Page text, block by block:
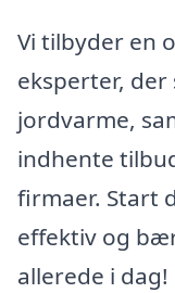
Vi tilbyder en
eksperter, der
jordvarme,
indhente
firmaer. Start
effektiv og
allerede i dag!